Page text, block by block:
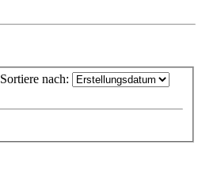
Sortiere nach: